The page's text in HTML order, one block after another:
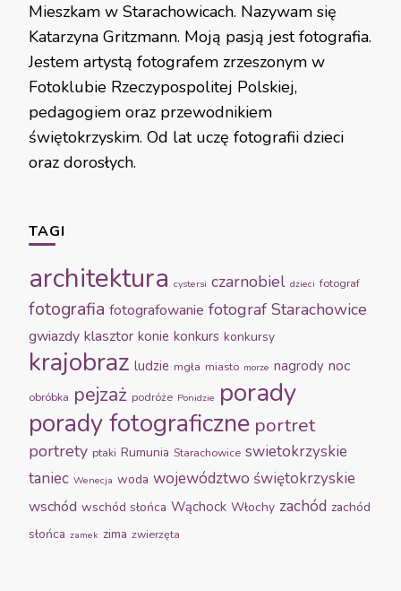
Mieszkam w Starachowicach. Nazywam się
Katarzyna Gritzmann. Moją pasją jest fotografia.
Jestem artystą fotografem zrzeszonym w
Fotoklubie Rzeczypospolitej Polskiej,
pedagogiem oraz przewodnikiem
świętokrzyskim. Od lat uczę fotografii dzieci
oraz dorosłych.
TAGI
architektura cystersi czarnobiel dzieci fotograf
fotografia fotografowanie fotograf Starachowice
gwiazdy klasztor konie konkurs konkursy
krajobraz ludzie mgła miasto morze nagrody noc
obróbka pejzaż podróże Ponidzie porady
porady fotograficzne portret
portrety ptaki Rumunia Starachowice swietokrzyskie
taniec Wenecja woda województwo świętokrzyskie
wschód wschód słońca Wąchock Włochy zachód zachód
słońca zamek zima zwierzęta